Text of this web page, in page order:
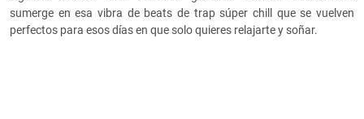
sumerge en esa vibra de beats de trap súper chill que se vuelven
perfectos para esos días en que solo quieres relajarte y soñar.